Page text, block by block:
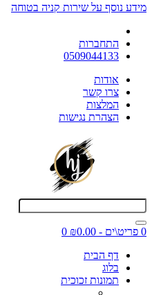
מידע נוסף על שירות קניה בטוחה
התחברות
0509044133
אודות
צרו קשר
המלצות
הצהרת נגישות
0 פריט\ים - ₪0.00
0
דף הבית
בלוג
תמונות זכוכית